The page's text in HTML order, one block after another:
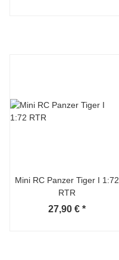
Mini RC Panzer Tiger I 1:72
RTR
27,90 € *